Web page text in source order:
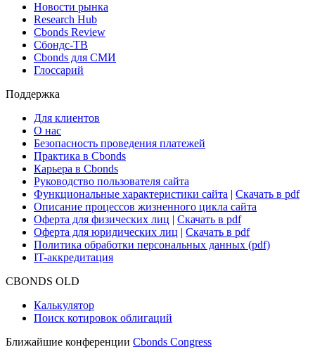
Новости рынка
Research Hub
Cbonds Review
Сбондс-ТВ
Cbonds для СМИ
Глоссарий
Поддержка
Для клиентов
О нас
Безопасность проведения платежей
Практика в Cbonds
Карьера в Cbonds
Руководство пользователя сайта
Функциональные характеристики сайта | Скачать в pdf
Описание процессов жизненного цикла сайта
Оферта для физических лиц | Скачать в pdf
Оферта для юридических лиц | Скачать в pdf
Политика обработки персональных данных (pdf)
IT-аккредитация
CBONDS OLD
Калькулятор
Поиск котировок облигаций
Ближайшие конференции Cbonds Congress